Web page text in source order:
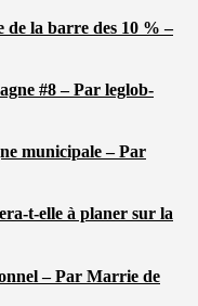
la barre des 10 % –
#8 – Par leglob-
municipale – Par
t-elle à planer sur la
– Par Marrie de